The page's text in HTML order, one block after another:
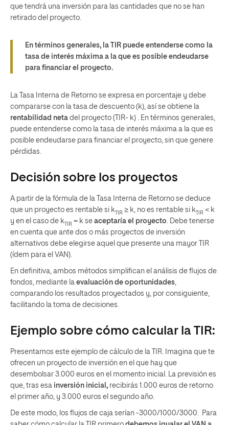
que tendrá una inversión para las cantidades que no se han
retirado del proyecto.
En términos generales, la TIR puede entenderse como la
tasa de interés máxima a la que es posible endeudarse
para financiar el proyecto.
La Tasa Interna de Retorno se expresa en porcentaje y debe
compararse con la tasa de descuento (k), así se obtiene la
rentabilidad neta del proyecto (TIR- k) . En términos generales,
puede entenderse como la tasa de interés máxima a la que es
posible endeudarse para financiar el proyecto, sin que genere
pérdidas.
Decisión sobre los proyectos
A partir de la fórmula de la Tasa Interna de Retorno se deduce
que un proyecto es rentable si k TIR ≥ k, no es rentable si k TIR < k
y en el caso de k TIR = k se aceptaría el proyecto. Debe tenerse
en cuenta que ante dos o más proyectos de inversión
alternativos debe elegirse aquel que presente una mayor TIR
(ídem para el VAN).
En definitiva, ambos métodos simplifican el análisis de flujos de
fondos, mediante la evaluación de oportunidades,
comparando los resultados proyectados y, por consiguiente,
facilitando la toma de decisiones.
Ejemplo sobre cómo calcular la TIR:
Presentamos este ejemplo de cálculo de la TIR. Imagina que te
ofrecen un proyecto de inversión en el que hay que
desembolsar 3.000 euros en el momento inicial. La previsión es
que, tras esa inversión inicial, recibirás 1.000 euros de retorno
el primer año, y 3.000 euros el segundo año.
De este modo, los flujos de caja serían -3000/1000/3000. Para